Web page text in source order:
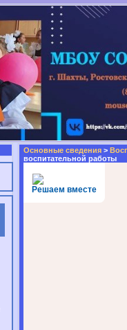
Основные сведения >
воспитательной работы
Решаем вместе